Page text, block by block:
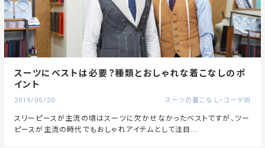
スーツにベストは必要？種類とおしゃれな着こなしのポ
イント
2019/05/20 スーツの着こなし・コーデ術
スリーピースが主流の頃はスーツに欠かせなかったベストですが、ツー
ピースが主流の時代でもおしゃれアイテムとして注目...